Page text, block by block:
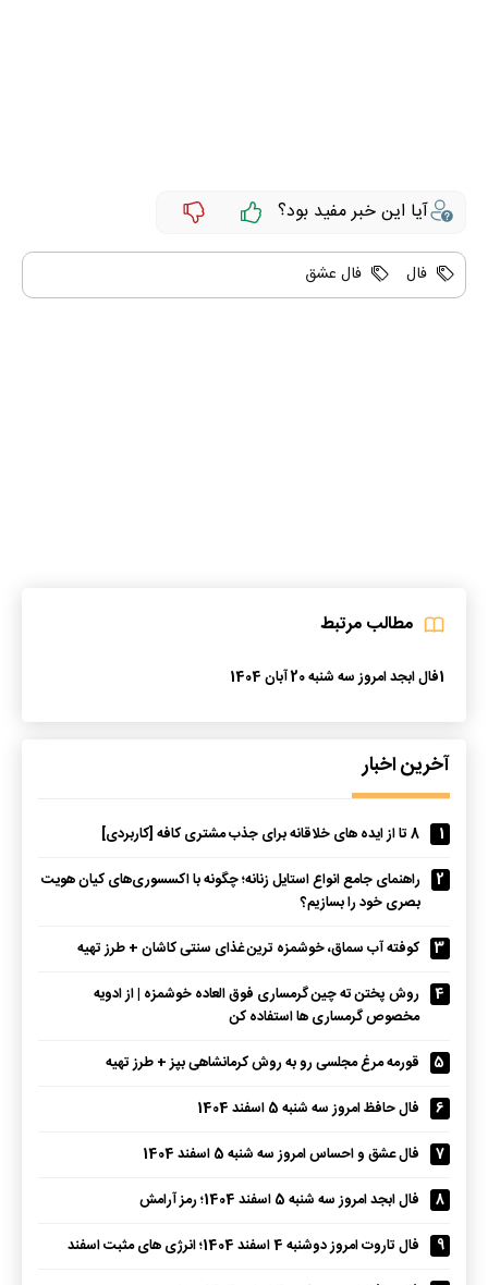
آیا این خبر مفید بود؟
فال فال عشق
مطالب مرتبط
1فال ابجد امروز سه شنبه 20 آبان 1404
آخرین اخبار
1
8 تا از ایده های خلاقانه برای جذب مشتری کافه [کاربردی]
2
راهنمای جامع انواع استایل زنانه؛ چگونه با اکسسوری‌های کیان هویت
بصری خود را بسازیم؟
3
کوفته آب سماق، خوشمزه ترین غذای سنتی کاشان + طرز تهیه
4
روش پختن ته چین گرمساری فوق العاده خوشمزه | از ادویه
مخصوص گرمساری ها استفاده کن
5
قورمه مرغ مجلسی رو به روش کرمانشاهی بپز + طرز تهیه
6
فال حافظ امروز سه شنبه 5 اسفند 1404
7
فال عشق و احساس امروز سه شنبه 5 اسفند 1404
8
فال ابجد امروز سه شنبه 5 اسفند 1404؛ رمز آرامش
9
فال تاروت امروز دوشنبه 4 اسفند 1404؛ انرژی های مثبت اسفند